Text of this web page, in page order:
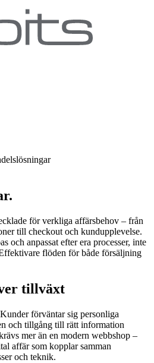
.
för verkliga affärsbehov – från
till checkout och kundupplevelse.
och anpassat efter era processer, inte
flöden för både försäljning
tillväxt
förväntar sig personliga
och tillgång till rätt information
mer än en modern webbshop –
affär som kopplar samman
och teknik.